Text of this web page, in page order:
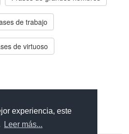
experiencia, este
Leer más...
de trabajo
de virtuoso